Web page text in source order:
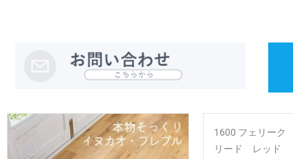
1600 フェリーク
リード レッド